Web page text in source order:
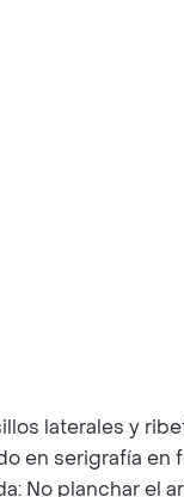
laterales y
en serigrafía en
No planchar el